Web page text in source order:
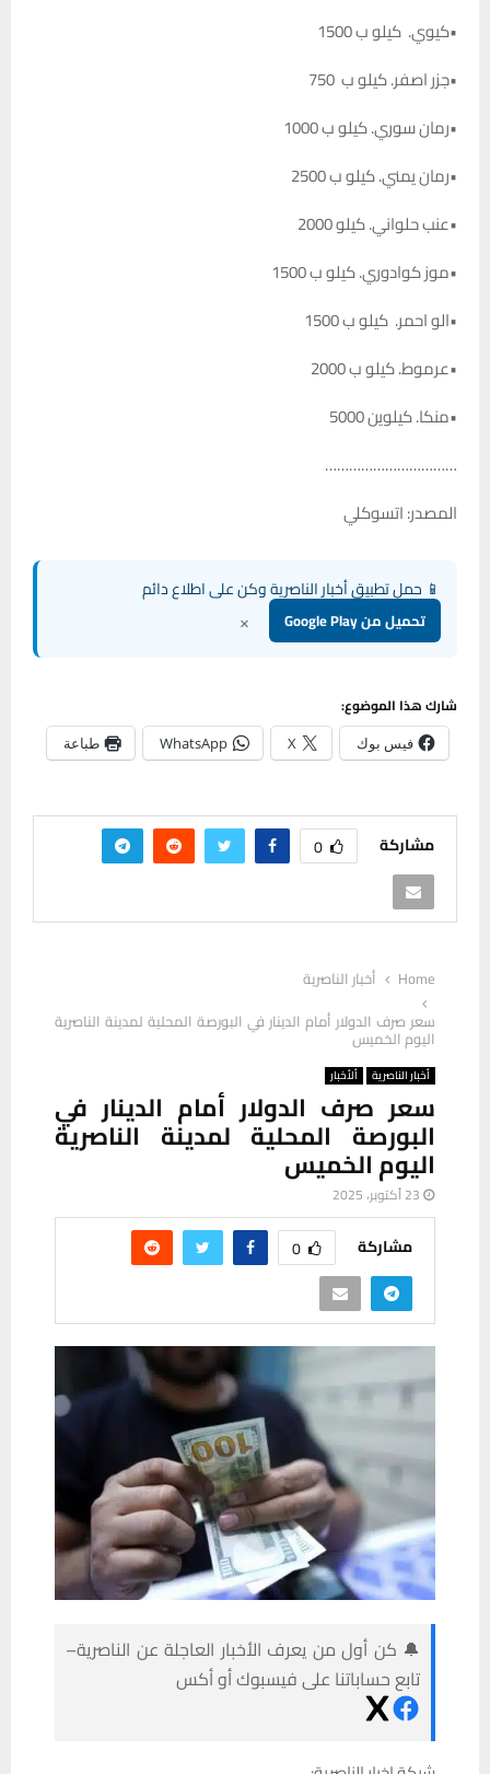
•كيوي. كيلو ب 1500
•جزر اصفر. كيلو ب 750
•رمان سوري. كيلو ب 1000
•رمان يمني. كيلو ب 2500
•عنب حلواني. كيلو 2000
•موز كوادوري. كيلو ب 1500
•الو احمر. كيلو ب 1500
•عرموط. كيلو ب 2000
•منكا. كيلوين 5000
……………………………
المصدر: اتسوكلي
📱 حمل تطبيق أخبار الناصرية وكن على اطلاع دائم
تحميل من Google Play ×
شارك هذا الموضوع:
فيس بوك X
WhatsApp طباعة
مشاركة 0
Home
أخبار الناصرية
سعر صرف الدولار أمام الدينار في البورصة المحلية لمدينة الناصرية
اليوم الخميس
أخبار الناصرية ألأخبار
سعر صرف الدولار أمام الدينار في
البورصة المحلية لمدينة الناصرية
اليوم الخميس
23 أكتوبر، 2025
مشاركة 0
🔔 كن أول من يعرف الأخبار العاجلة عن الناصرية–
تابع حساباتنا على فيسبوك أو أكس